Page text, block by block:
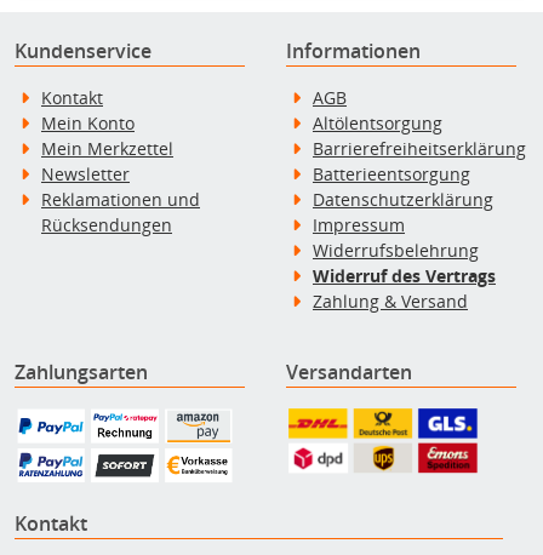
Kundenservice
Kontakt
Mein Konto
Mein Merkzettel
Newsletter
Reklamationen und
Rücksendungen
Informationen
AGB
Altölentsorgung
Barrierefreiheitserklärung
Batterieentsorgung
Datenschutzerklärung
Impressum
Widerrufsbelehrung
Widerruf des Vertrags
Zahlung & Versand
Zahlungsarten Versandarten
Kontakt